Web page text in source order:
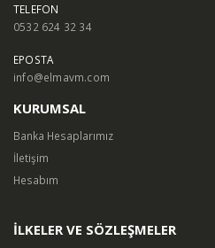
TELEFON
0532 624 32 34
EPOSTA
info@elmavm.com
KURUMSAL
Banka Hesaplarımız
İletişim
Hesabım
İLKELER VE SÖZLEŞMELER